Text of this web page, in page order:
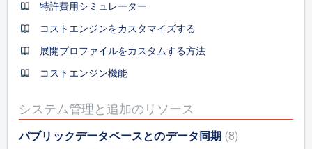
特許費用シミュレーター
コストエンジンをカスタマイズする
展開プロファイルをカスタムする方法
コストエンジン機能
システム管理と追加のリソース
パブリックデータベースとのデータ同期 8